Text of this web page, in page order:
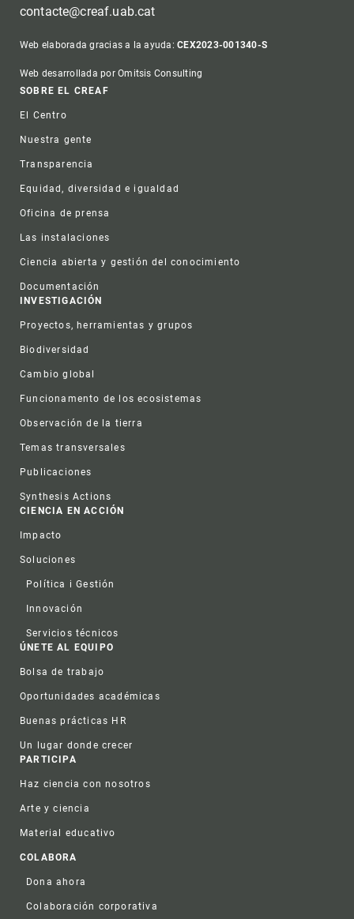
contacte@creaf.uab.cat
Web elaborada gracias a la ayuda:CEX2023-001340-S
Web desarrollada por Omitsis Consulting
Footer
SOBRE EL CREAF
El Centro
Nuestra gente
Transparencia
Equidad, diversidad e igualdad
Oficina de prensa
Las instalaciones
Ciencia abierta y gestión del conocimiento
Documentación
INVESTIGACIÓN
Proyectos, herramientas y grupos
Biodiversidad
Cambio global
Funcionamento de los ecosistemas
Observación de la tierra
Temas transversales
Publicaciones
Synthesis Actions
CIENCIA EN ACCIÓN
Impacto
Soluciones
Política i Gestión
Innovación
Servicios técnicos
ÚNETE AL EQUIPO
Bolsa de trabajo
Oportunidades académicas
Buenas prácticas HR
Un lugar donde crecer
PARTICIPA
Haz ciencia con nosotros
Arte y ciencia
Material educativo
COLABORA
Dona ahora
Colaboración corporativa